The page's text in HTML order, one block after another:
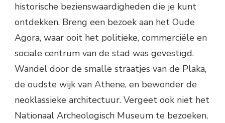
historische bezienswaardigheden die je kunt
ontdekken. Breng een bezoek aan het Oude
Agora, waar ooit het politieke, commerciële en
sociale centrum van de stad was gevestigd.
Wandel door de smalle straatjes van de Plaka,
de oudste wijk van Athene, en bewonder de
neoklassieke architectuur. Vergeet ook niet het
Nationaal Archeologisch Museum te bezoeken,